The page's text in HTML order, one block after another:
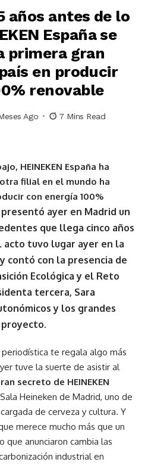
país en producir con energía 100%
años antes de lo
España se
primera gran
en producir
renovable
Ago
7 Mins Read
HEINEKEN España ha
filial en el mundo ha
con energía 100%
presentó ayer en Madrid un
que llega cinco años
tuvo lugar ayer en la
contó con la presencia de
Ecológica y el Reto
tercera, Sara
y los grandes
te regala algo más
tuve la suerte de asistir al
secreto de HEINEKEN
Heineken de Madrid, uno de
de cerveza y cultura. Y
merece mucho más que un
que anunciaron cambia las
industrial en